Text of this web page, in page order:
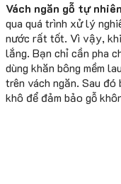
Vách ngăn gỗ tự nhiên
qua quá trình xử lý
nước rất tốt. Vì vậy,
lắng. Bạn chỉ cần pha
dùng khăn bông mềm
trên vách ngăn. Sau
khô để đảm bảo gỗ